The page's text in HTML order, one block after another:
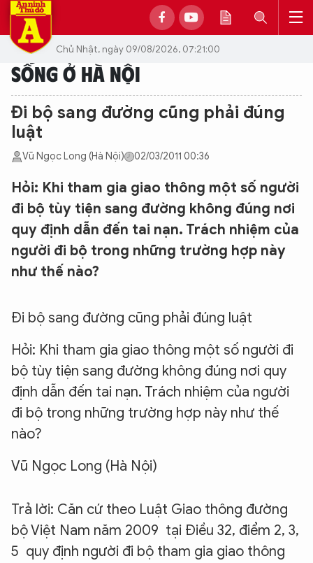
Chủ Nhật, ngày 09/08/2026, 07:21:00
SỐNG Ở HÀ NỘI
Đi bộ sang đường cũng phải đúng
luật
Vũ Ngọc Long (Hà Nội) 02/03/2011 00:36
Hỏi: Khi tham gia giao thông một số người
đi bộ tùy tiện sang đường không đúng nơi
quy định dẫn đến tai nạn. Trách nhiệm của
người đi bộ trong những trường hợp này
như thế nào?
Đi bộ sang đường cũng phải đúng luật
Hỏi: Khi tham gia giao thông một số người đi
bộ tùy tiện sang đường không đúng nơi quy
định dẫn đến tai nạn. Trách nhiệm của người
đi bộ trong những trường hợp này như thế
nào?
Vũ Ngọc Long (Hà Nội)
Trả lời: Căn cứ theo Luật Giao thông đường
bộ Việt Nam năm 2009 tại Điều 32, điểm 2, 3,
5 quy định người đi bộ tham gia giao thông